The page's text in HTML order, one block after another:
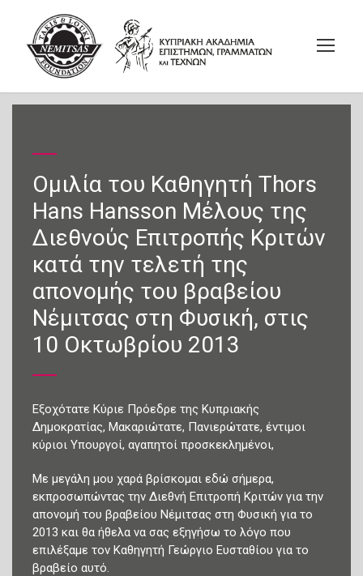
Ομιλία του Καθηγητή Thors
Hans Hansson Μέλους της
Διεθνούς Επιτροπής Κριτών
κατά την τελετή της
απονομής του βραβείου
Νέμιτσας στη Φυσική, στις
10 Οκτωβρίου 2013
Εξοχότατε Κύριε Πρόεδρε της Κυπριακής
Δημοκρατίας, Μακαριώτατε, Πανιερώτατε, έντιμοι
κύριοι Υπουργοί, αγαπητοί προσκεκλημένοι,
Με μεγάλη μου χαρά βρίσκομαι εδώ σήμερα,
εκπροσωπώντας την Διεθνή Επιτροπή Κριτών για την
απονομή του βραβείου Νέμιτσας στη Φυσική για το
2013 και θα ήθελα να σας εξηγήσω το λόγο που
επιλέξαμε τον Καθηγητή Γεώργιο Ευσταθίου για το
βραβείο αυτό.